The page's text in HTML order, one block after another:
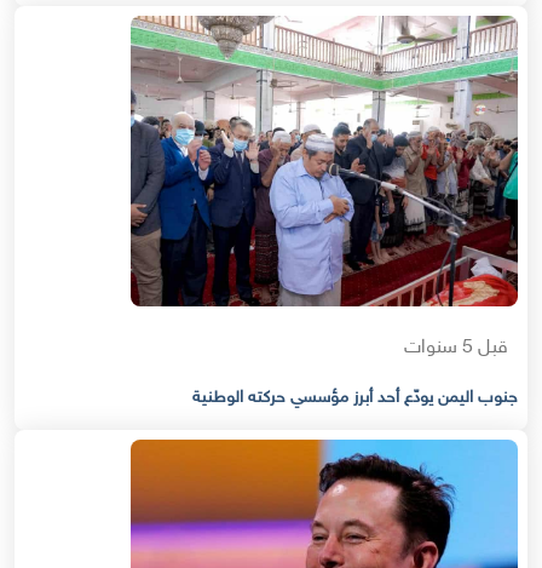
قبل 5 سنوات
جنوب اليمن يودّع أحد أبرز مؤسسي حركته الوطنية